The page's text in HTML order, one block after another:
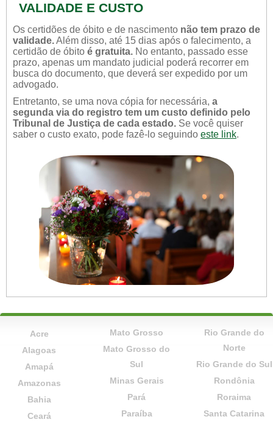
VALIDADE E CUSTO
Os certidões de óbito e de nascimento não tem prazo de
validade.Além disso, até 15 dias após o falecimento, a
certidão de óbito é gratuita. No entanto, passado esse
prazo, apenas um mandato judicial poderá recorrer em
busca do documento, que deverá ser expedido por um
advogado.
Entretanto, se uma nova cópia for necessária, a
segunda via do registro tem um custo definido pelo
Tribunal de Justiça de cada estado. Se você quiser
saber o custo exato, pode fazê-lo seguindo este link.
Acre
Alagoas
Amapá
Amazonas
Bahia
Ceará
Mato Grosso
Mato Grosso do
Sul
Minas Gerais
Pará
Paraíba
Rio Grande do
Norte
Rio Grande do Sul
Rondônia
Roraima
Santa Catarina